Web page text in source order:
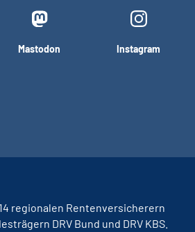
Mastodon Instagram
regionalen Rentenversicherern
DRV Bund und DRV KBS.